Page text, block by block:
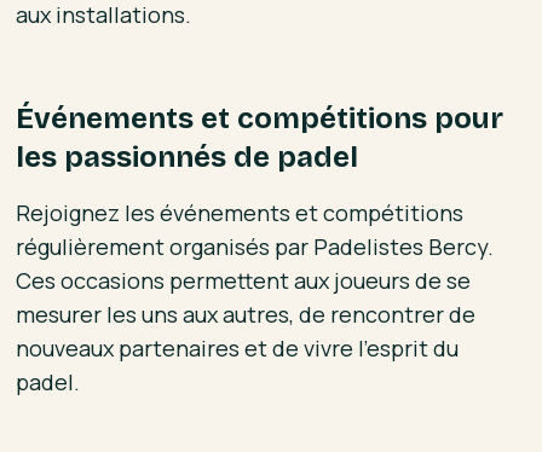
aux installations.
Événements et compétitions pour
les passionnés de padel
Rejoignez les événements et compétitions
régulièrement organisés par Padelistes Bercy.
Ces occasions permettent aux joueurs de se
mesurer les uns aux autres, de rencontrer de
nouveaux partenaires et de vivre l'esprit du
padel.